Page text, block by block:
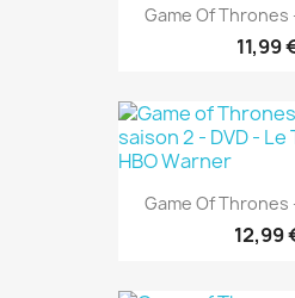
Game Of Thrones
11,99
Game Of Thrones
12,99